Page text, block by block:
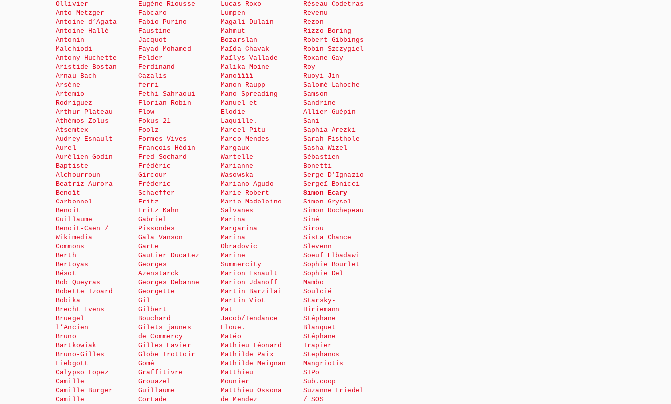
Ollivier
Anto Metzger
Antoine d’Agata
Antoine Hallé
Antonin
Malchiodi
Antony Huchette
Aristide Bostan
Arnau Bach
Arsène
Artemio
Rodriguez
Arthur Plateau
Athémos Zolus
Atsemtex
Audrey Esnault
Aurel
Aurélien Godin
Baptiste
Alchourroun
Beatriz Aurora
Benoît
Carbonnel
Benoit
Guillaume
Benoit-Caen /
Wikimedia
Commons
Berth
Bertoyas
Bésot
Bob Queyras
Bobette Izoard
Bobika
Brecht Evens
Bruegel
l’Ancien
Bruno
Bartkowiak
Bruno-Gilles
Liebgott
Calypso Lopez
Camille
Camille Burger
Camille
Eugène Riousse
Fabcaro
Fabio Purino
Faustine
Jacquot
Fayad Mohamed
Felder
Ferdinand
Cazalis
ferri
Fethi Sahraoui
Florian Robin
Flow
Fokus 21
Foolz
Formes Vives
François Hédin
Fred Sochard
Frédéric
Gircour
Fréderic
Schaeffer
Fritz
Fritz Kahn
Gabriel
Pissondes
Gala Vanson
Garte
Gautier Ducatez
Georges
Azenstarck
Georges Debanne
Georgette
Gil
Gilbert
Bouchard
Gilets jaunes
de Commercy
Gilles Favier
Globe Trottoir
Gomé
Graffitivre
Grouazel
Guillaume
Cortade
Lucas Roxo
Lumpen
Magali Dulain
Mahmut
Bozarslan
Maïda Chavak
Maïlys Vallade
Malika Moine
Manoïïïï
Manon Raupp
Mano Spreading
Manuel et
Elodie
Laquille.
Marcel Pitu
Marco Mendes
Margaux
Wartelle
Marianne
Wasowska
Mariano Agudo
Marie Robert
Marie-Madeleine
Salvanes
Marina
Margarina
Marina
Obradovic
Marine
Summercity
Marion Esnault
Marion Jdanoff
Martin Barzilai
Martin Viot
Mat
Jacob/Tendance
Floue.
Matéo
Mathieu Léonard
Mathilde Paix
Mathilde Meignan
Matthieu
Mounier
Matthieu Ossona
de Mendez
Réseau Codetras
Revenu
Rezon
Rizzo Boring
Robert Gibbings
Robin Szczygiel
Roxane Gay
Roy
Ruoyi Jin
Salomé Lahoche
Samson
Sandrine
Allier-Guépin
Sani
Saphia Arezki
Sarah Fisthole
Sasha Wizel
Sébastien
Bonetti
Serge D’Ignazio
Sergeï Bonicci
Simon Ecary
Simon Grysol
Simon Rochepeau
Siné
Sirou
Sista Chance
Slevenn
Soeuf Elbadawi
Sophie Bourlet
Sophie Del
Mambo
Soulcié
Starsky-
Hiriemann
Stéphane
Blanquet
Stéphane
Trapier
Stephanos
Mangriotis
STPo
Sub.coop
Suzanne Friedel
/ SOS